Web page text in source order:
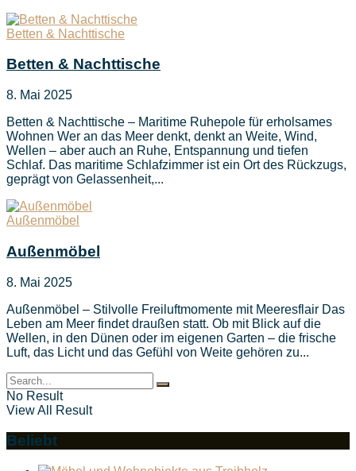
Betten & Nachttische
Betten & Nachttische
8. Mai 2025
Betten & Nachttische – Maritime Ruhepole für erholsames
Wohnen Wer an das Meer denkt, denkt an Weite, Wind,
Wellen – aber auch an Ruhe, Entspannung und tiefen
Schlaf. Das maritime Schlafzimmer ist ein Ort des Rückzugs,
geprägt von Gelassenheit,...
Außenmöbel
Außenmöbel
8. Mai 2025
Außenmöbel – Stilvolle Freiluftmomente mit Meeresflair Das
Leben am Meer findet draußen statt. Ob mit Blick auf die
Wellen, in den Dünen oder im eigenen Garten – die frische
Luft, das Licht und das Gefühl von Weite gehören zu...
No Result
View All Result
Beliebt